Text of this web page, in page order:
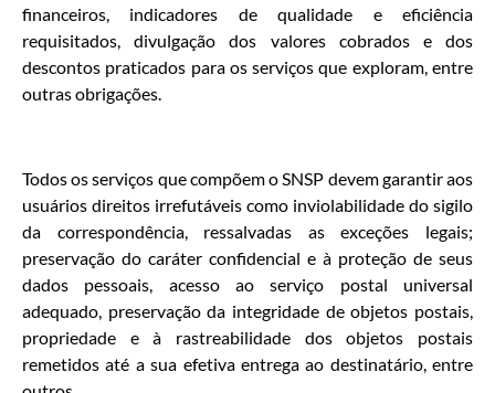
financeiros, indicadores de qualidade e eficiência
requisitados, divulgação dos valores cobrados e dos
descontos praticados para os serviços que exploram, entre
outras obrigações.
Todos os serviços que compõem o SNSP devem garantir aos
usuários direitos irrefutáveis como inviolabilidade do sigilo
da correspondência, ressalvadas as exceções legais;
preservação do caráter confidencial e à proteção de seus
dados pessoais, acesso ao serviço postal universal
adequado, preservação da integridade de objetos postais,
propriedade e à rastreabilidade dos objetos postais
remetidos até a sua efetiva entrega ao destinatário, entre